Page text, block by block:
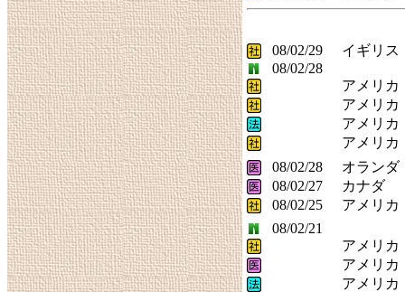
08/02/29
イギリス
08/02/28
アメリカ
アメリカ
アメリカ
アメリカ
08/02/28
オランダ
08/02/27
カナダ
08/02/25
アメリカ
08/02/21
アメリカ
アメリカ
アメリカ